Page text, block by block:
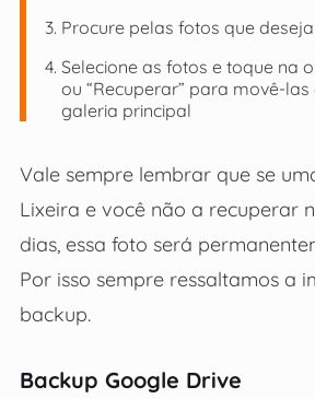
Procure pelas fotos que
Selecione as fotos e toque na
ou “Recuperar” para movê-
galeria principal
Vale sempre lembrar que se
Lixeira e você não a recuperar
dias, essa foto será
Por isso sempre ressaltamos a
backup.
Backup Google Drive